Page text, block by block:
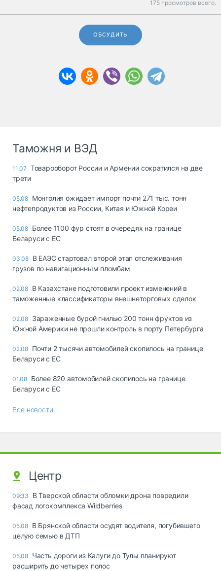
175 просмотров всего.
ОБСУДИТЬ
Таможня и ВЭД
11:07 Товарооборот России и Армении сократился на две
трети
05.08 Монголия ожидает импорт почти 271 тыс. тонн
нефтепродуктов из России, Китая и Южной Кореи
05.08 Более 1100 фур стоят в очередях на границе
Беларуси с ЕС
03.08 В ЕАЭС стартовал второй этап отслеживания
грузов по навигационным пломбам
02.08 В Казахстане подготовили проект изменений в
таможенные классификаторы внешнеторговых сделок
02.08 Зараженные бурой гнилью 200 тонн фруктов из
Южной Америки не прошли контроль в порту Петербурга
02.08 Почти 2 тысячи автомобилей скопилось на границе
Беларуси с ЕС
01.08 Более 820 автомобилей скопилось на границе
Беларуси с ЕС
Все новости
Центр
09:33
В Тверской области обломки дрона повредили
фасад логокомплекса Wildberries
05.08 В Брянской области осудят водителя, погубившего
целую семью в ДТП
05.08 Часть дороги из Калуги до Тулы планируют
расширить до четырех полос